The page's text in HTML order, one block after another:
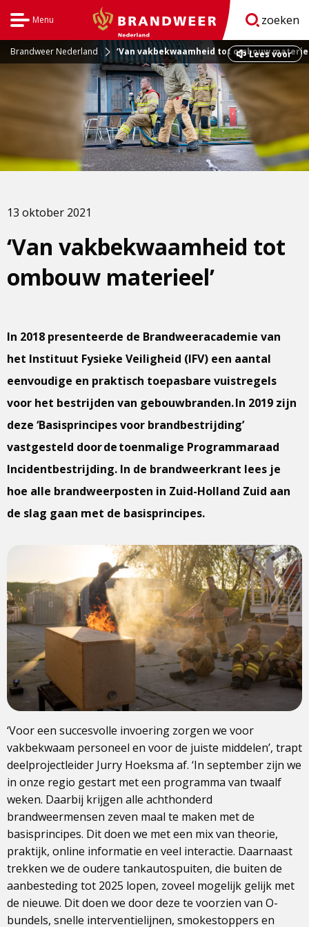
Menu
BrandweerNederland.nl
zoeken
Brandweer Nederland ‘Van vakbekwaamheid tot ombouw
Dit
is
externe
Lees voor
‘Van vakbekwaamheid tot
ombouw materieel’
13 oktober 2021
In 2018 presenteerde de Brandweeracademie van
het Instituut Fysieke Veiligheid (IFV) een aantal
eenvoudige en praktisch toepasbare vuistregels
voor het bestrijden van gebouwbranden. In 2019 zijn
deze ‘Basisprincipes voor brandbestrijding’
vastgesteld door de toenmalige Programmaraad
Incidentbestrijding. In de brandweerkrant lees je
hoe alle brandweerposten in Zuid-Holland Zuid aan
de slag gaan met de basisprincipes.
‘Voor een succesvolle invoering zorgen we voor
vakbekwaam personeel en voor de juiste middelen’, trapt
deelprojectleider Jurry Hoeksma af. ‘In september zijn we
in onze regio gestart met een programma van twaalf
weken. Daarbij krijgen alle achthonderd
brandweermensen zeven maal te maken met de
basisprincipes. Dit doen we met een mix van theorie,
praktijk, online informatie en veel interactie. Daarnaast
trekken we de oudere tankautospuiten, die buiten de
aanbesteding tot 2025 lopen, zoveel mogelijk gelijk met
de nieuwe. Dit doen we door deze te voorzien van O-
bundels, snelle interventielijnen, smokestoppers en